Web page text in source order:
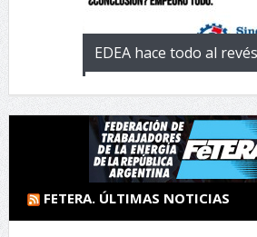
la
EDEA hace todo al revés
FETERA. ÚLTIMAS NOTICIAS